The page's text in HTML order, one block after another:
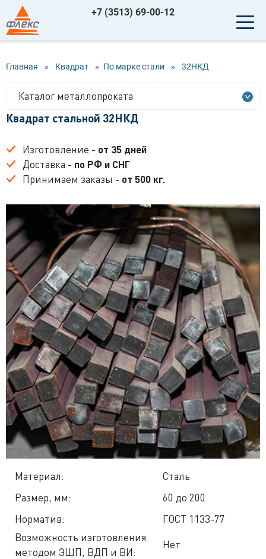
+7 (3513) 69-00-12
Главная » Квадрат » По марке стали » 32НКД
Каталог металлопроката
Квадрат стальной 32НКД
Изготовление - от 35 дней
Доставка - по РФ и СНГ
Принимаем заказы - от 500 кг.
Материал:
Сталь
Размер, мм:
60 до 200
Норматив:
ГОСТ 1133-77
Возможность изготовления
методом ЭШП, ВДП и ВИ:
Нет